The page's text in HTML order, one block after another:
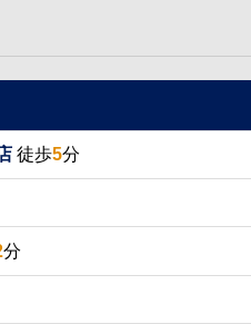
徒歩5分
分